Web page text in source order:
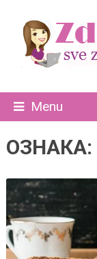
Menu
ОЗНАКА: